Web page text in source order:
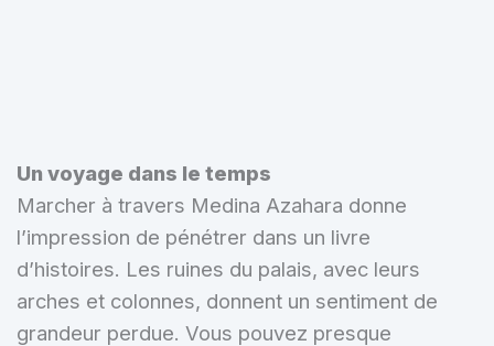
Un voyage dans le temps
Marcher à travers Medina Azahara donne
l’impression de pénétrer dans un livre
d’histoires. Les ruines du palais, avec leurs
arches et colonnes, donnent un sentiment de
grandeur perdue. Vous pouvez presque